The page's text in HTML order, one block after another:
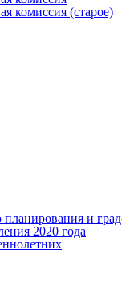
комиссия (старое)
и
2020 года